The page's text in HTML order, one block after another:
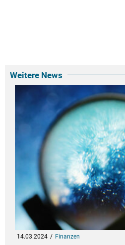
Weitere News
14.03.2024 Finanzen